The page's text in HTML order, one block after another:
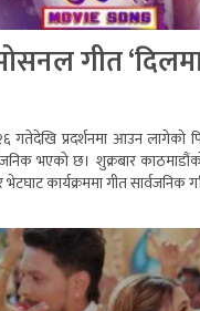
गीत
गतेदेखि प्रदर्शनमा आउन लागेको
भएको छ। शुक्रबार
कार्यक्रममा गीत सार्वजनिक